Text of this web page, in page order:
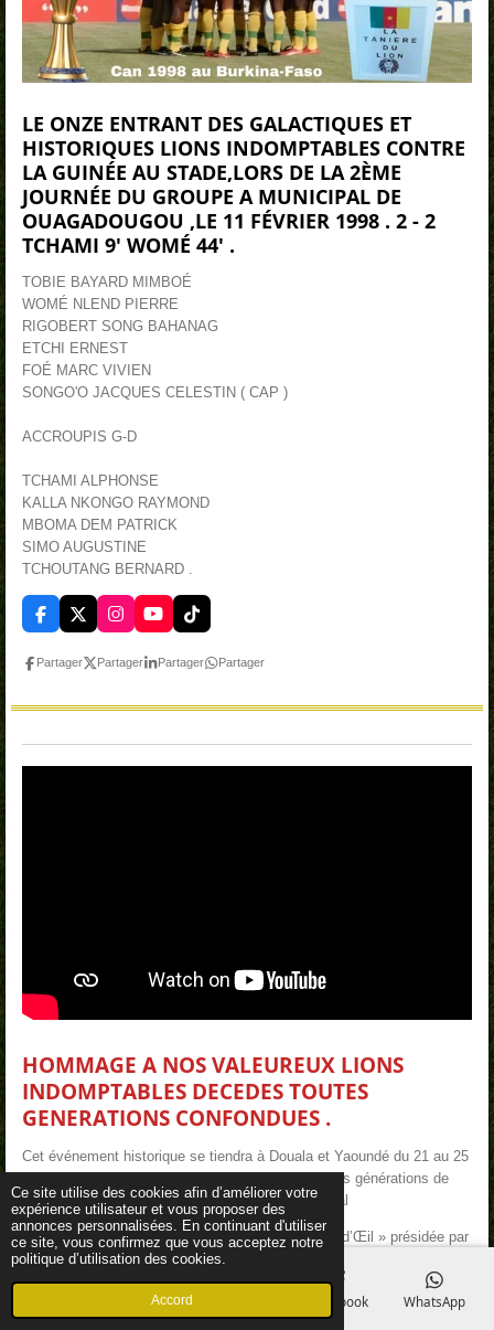
Ce site utilise des cookies afin d’améliorer votre
expérience utilisateur et vous proposer des
annonces personnalisées. En continuant d'utiliser
ce site, vous confirmez que vous acceptez notre
politique d’utilisation des cookies.
Accord
LE ONZE ENTRANT DES GALACTIQUES ET
HISTORIQUES LIONS INDOMPTABLES CONTRE
LA GUINÉE AU STADE,LORS DE LA 2ÈME
JOURNÉE DU GROUPE A MUNICIPAL DE
OUAGADOUGOU ,LE 11 FÉVRIER 1998 . 2 - 2
TCHAMI 9' WOMÉ 44' .
TOBIE BAYARD MIMBOÉ
WOMÉ NLEND PIERRE
RIGOBERT SONG BAHANAG
ETCHI ERNEST
FOÉ MARC VIVIEN
SONGO'O JACQUES CELESTIN ( CAP )
ACCROUPIS G-D
TCHAMI ALPHONSE
KALLA NKONGO RAYMOND
MBOMA DEM PATRICK
SIMO AUGUSTINE
TCHOUTANG BERNARD .
F
a
e
o
X
I
n
t
g
Y
o
T
b
T
i
T
k
Partager Partager Partager Partager
HOMMAGE A NOS VALEUREUX LIONS
INDOMPTABLES DECEDES TOUTES
GENERATIONS CONFONDUES .
Cet événement historique se tiendra à Douala et Yaoundé du 21 au 25
octobre 2026 pour honorer la mémoire de toutes les générations de
footballeurs disparus ayant porté le maillot National
Organisé sous l'impulsion de l'association « Coup d’Œil » présidée par
Madame Annie Banda Epée Dipita, ce rassemblement mémorable est
officiellement parrainé par la Communauté Urbaine de Douala (CUD),
avec le soutien d'institutions clés comme le Port Autonome de Douala
Téléphone Facebook WhatsApp